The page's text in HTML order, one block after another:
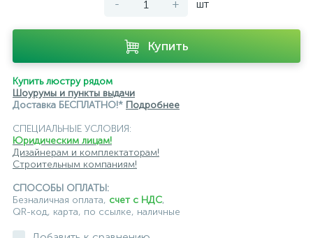
- + шт
Купить
Купить люстру рядом
Шоурумы и пункты выдачи
Доставка БЕСПЛАТНО!* Подробнее
СПЕЦИАЛЬНЫЕ УСЛОВИЯ:
Юридическим лицам!
Дизайнерам и комплектаторам!
Строительным компаниям!
СПОСОБЫ ОПЛАТЫ:
Безналичная оплата, счет с НДС,
QR-код, карта, по ссылке, наличные